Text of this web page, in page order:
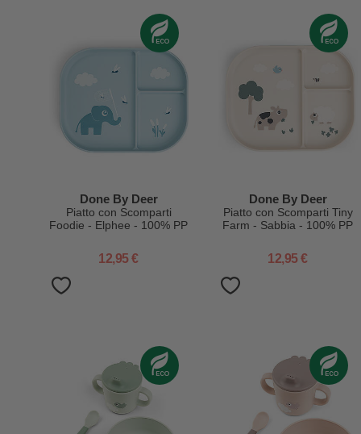
Done By Deer
Piatto con Scomparti
Foodie - Elphee - 100% PP
12,95 €
Done By Deer
Piatto con Scomparti Tiny
Farm - Sabbia - 100% PP
12,95 €